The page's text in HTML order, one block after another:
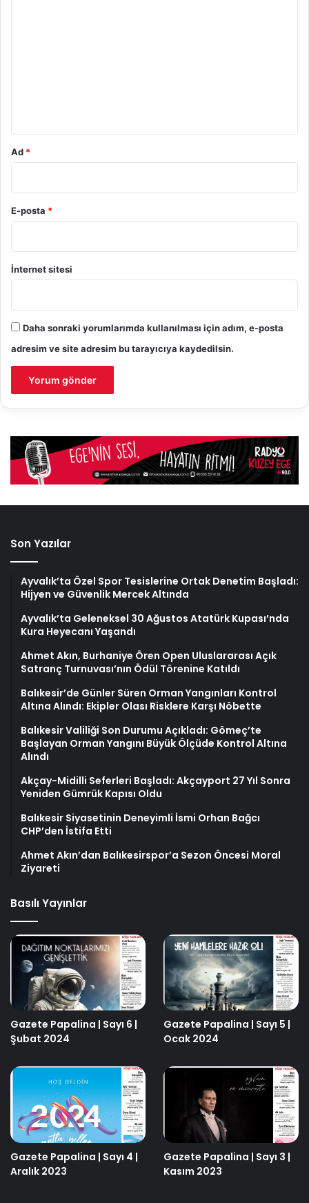
Ad *
E-posta *
İnternet sitesi
Daha sonraki yorumlarımda kullanılması için adım, e-posta
adresim ve site adresim bu tarayıcıya kaydedilsin.
Son Yazılar
Ayvalık’ta Özel Spor Tesislerine Ortak Denetim Başladı:
Hijyen ve Güvenlik Mercek Altında
Ayvalık’ta Geleneksel 30 Ağustos Atatürk Kupası’nda
Kura Heyecanı Yaşandı
Ahmet Akın, Burhaniye Ören Open Uluslararası Açık
Satranç Turnuvası’nın Ödül Törenine Katıldı
Balıkesir’de Günler Süren Orman Yangınları Kontrol
Altına Alındı: Ekipler Olası Risklere Karşı Nöbette
Balıkesir Valiliği Son Durumu Açıkladı: Gömeç’te
Başlayan Orman Yangını Büyük Ölçüde Kontrol Altına
Alındı
Akçay-Midilli Seferleri Başladı: Akçayport 27 Yıl Sonra
Yeniden Gümrük Kapısı Oldu
Balıkesir Siyasetinin Deneyimli İsmi Orhan Bağcı
CHP’den İstifa Etti
Ahmet Akın’dan Balıkesirspor’a Sezon Öncesi Moral
Ziyareti
Basılı Yayınlar
Gazete Papalina | Sayı 6 |
Şubat 2024
Gazete Papalina | Sayı 5 |
Ocak 2024
Gazete Papalina | Sayı 4 |
Aralık 2023
Gazete Papalina | Sayı 3 |
Kasım 2023